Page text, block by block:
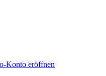
Konto eröffnen